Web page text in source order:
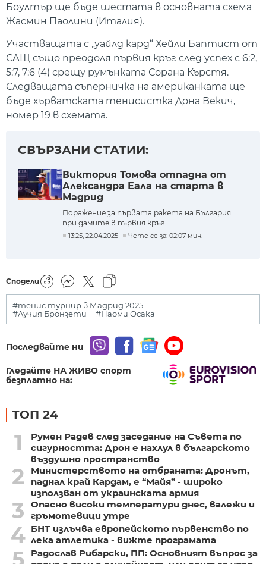
Боултър ще бъде шестата в основната схема
Жасмин Паолини (Италия).
Участващата с „уайлд кард“ Хейли Баптист от
САЩ също преодоля първия кръг след успех с 6:2,
5:7, 7:6 (4) срещу румънката Сорана Кърстя.
Следващата съперничка на американката ще
бъде хърватската тенисистка Дона Векич,
номер 19 в схемата.
СВЪРЗАНИ СТАТИИ:
Виктория Томова отпадна от
Александра Еала на старта в
Мадрид
Поражение за първата ракета на България
при дамите в първия кръг.
13:25, 22.04.2025 Чете се за: 02:07 мин.
Сподели
#тенис турнир в Мадрид 2025
#Лучия Бронзети
#Наоми Осака
Последвайте ни
Гледайте НА ЖИВО спорт
безплатно на:
ТОП 24
1
Румен Радев след заседание на Съвета по
сигурността: Дрон е нахлул в българското
въздушно пространство
2
Министерството на отбраната: Дронът,
паднал край Кардам, е “Майя” - широко
използван от украинската армия
3
Опасно високи температури днес, валежи и
гръмотевици утре
4 БНТ излъчва европейското първенство по
лека атлетика - вижте програмата
Радослав Рибарски, ПП: Основният въпрос за